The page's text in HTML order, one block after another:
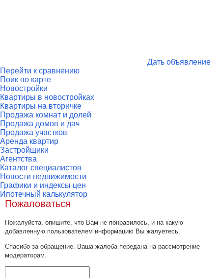
Дать объявление
Перейти к сравнению
Поик по карте
Новостройки
Квартиры в новостройках
Квартиры на вторичке
Продажа комнат и долей
Продажа домов и дач
Продажа участков
Аренда квартир
Застройщики
Агентства
Каталог специалистов
Новости недвижимости
Графики и индексы цен
Ипотечный калькулятор
Пожаловаться
Пожалуйста, опишите, что Вам не понравилось, и на какую
добавленную пользователем информацию Вы жалуетесь.
Спасибо за обращение. Ваша жалоба передана на рассмотрение
модераторам.